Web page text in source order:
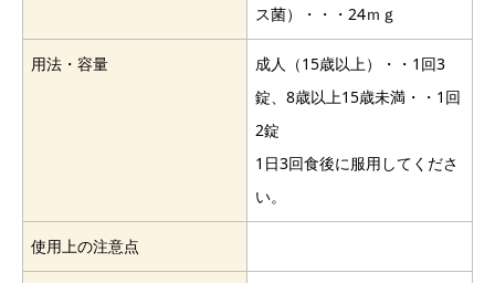
ス菌）・・・24ｍｇ
用法・容量
成人（15歳以上）・・1回3
錠、8歳以上15歳未満・・1回
2錠
1日3回食後に服用してくださ
い。
使用上の注意点